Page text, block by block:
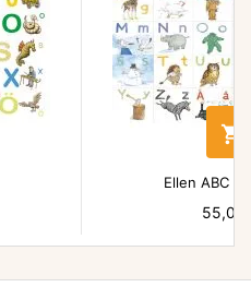

Ellen ABC
Pris
55,00